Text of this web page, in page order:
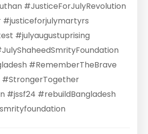
#JusticeForJulyRevolution
#justiceforjulymartyrs
#julyaugustuprising
#RememberTheBrave
#StrongerTogether
#jssf24 #rebuildBangladesh